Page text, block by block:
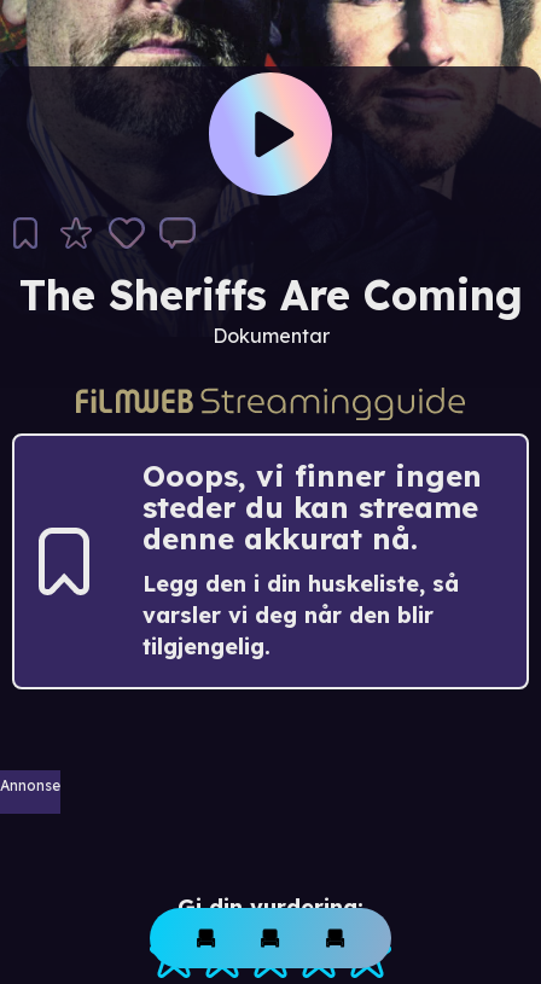
The Sheriffs Are Coming
Dokumentar
Ooops, vi finner ingen
steder du kan streame
denne akkurat nå.
Legg den i din huskeliste, så
varsler vi deg når den blir
tilgjengelig.
Annonse
Gi din vurdering: